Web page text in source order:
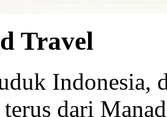
Travel
Indonesia,
dari